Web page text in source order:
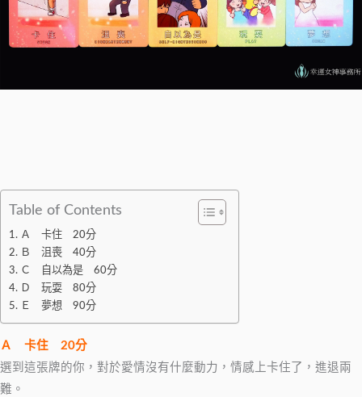
Table of Contents
Ａ 卡住 20分
Ｂ 沮喪 40分
Ｃ 自以為是 60分
Ｄ 玩耍 80分
Ｅ 夢想 90分
Ａ 卡住 20分
選到這張牌的你，對於愛情沒有什麼動力，情感上卡住了，進退兩
難。